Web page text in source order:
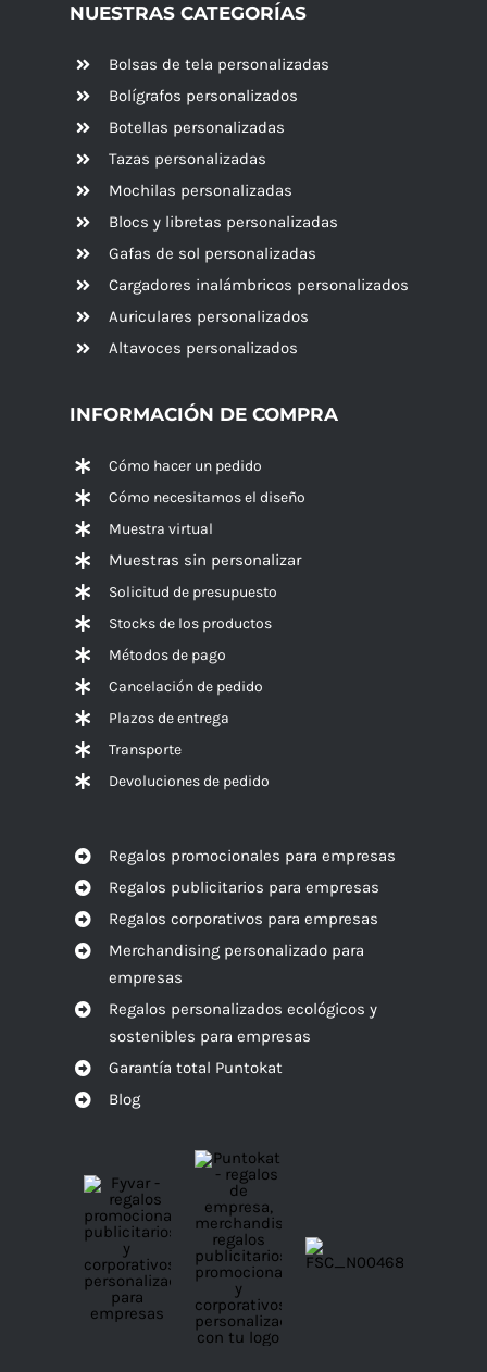
NUESTRAS CATEGORÍAS
Bolsas de tela personalizadas
Bolígrafos personalizados
Botellas personalizadas
Tazas personalizadas
Mochilas personalizadas
Blocs y libretas personalizadas
Gafas de sol personalizadas
Cargadores inalámbricos personalizados
Auriculares personalizados
Altavoces personalizados
INFORMACIÓN DE COMPRA
Cómo hacer un pedido
Cómo necesitamos el diseño
Muestra virtual
Muestras sin personalizar
Solicitud de presupuesto
Stocks de los productos
Métodos de pago
Cancelación de pedido
Plazos de entrega
Transporte
Devoluciones de pedido
Regalos promocionales para empresas
Regalos publicitarios para empresas
Regalos corporativos para empresas
Merchandising personalizado para
empresas
Regalos personalizados ecológicos y
sostenibles para empresas
Garantía total Puntokat
Blog